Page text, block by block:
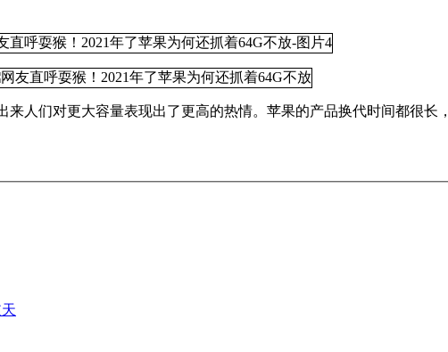
人们对更大容量表现出了更高的热情。苹果的产品换代时间都很长